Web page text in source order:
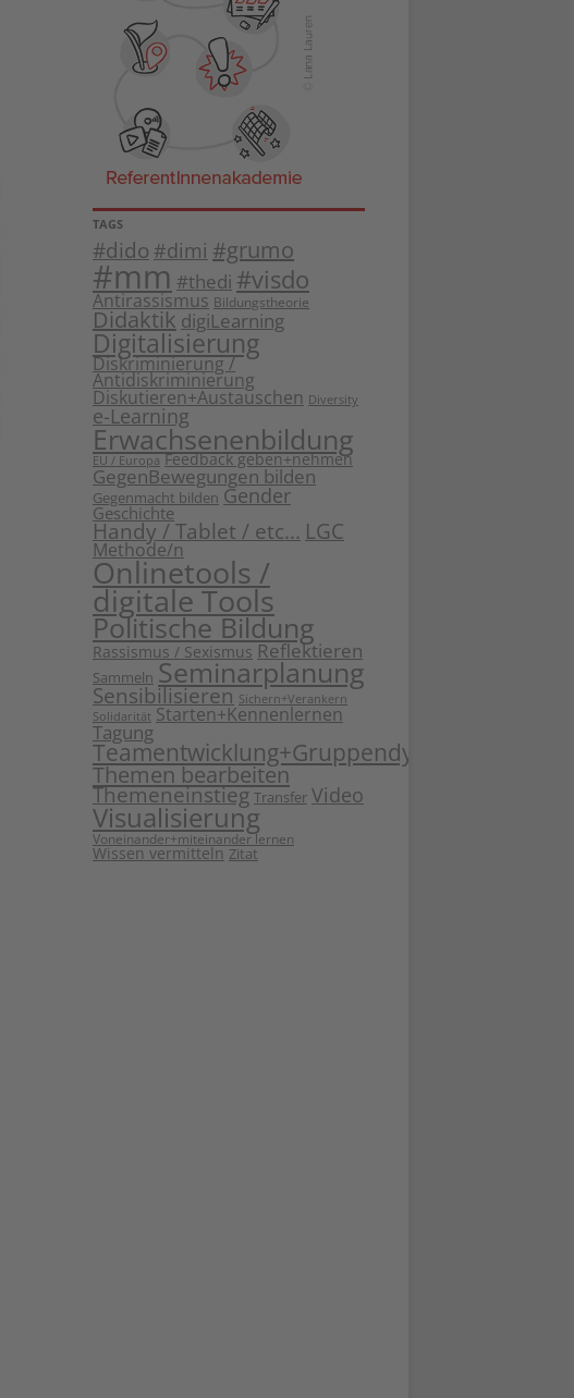
TAGS
#dido #dimi #grumo
#mm #thedi #visdo
Antirassismus Bildungstheorie
Didaktik digiLearning
Digitalisierung
Diskriminierung /
Antidiskriminierung
Diskutieren+Austauschen Diversity
e-Learning
Erwachsenenbildung
EU / Europa Feedback geben+nehmen
GegenBewegungen bilden
Gegenmacht bilden Gender
Geschichte
Handy / Tablet / etc... LGC
Methode/n
Onlinetools /
digitale Tools
Politische Bildung
Rassismus / Sexismus Reflektieren
Sammeln Seminarplanung
Sensibilisieren Sichern+Verankern
Solidarität Starten+Kennenlernen
Tagung
Teamentwicklung+Gruppendynamik
Themen bearbeiten
Themeneinstieg Transfer Video
Visualisierung
Voneinander+miteinander lernen
Wissen vermitteln Zitat